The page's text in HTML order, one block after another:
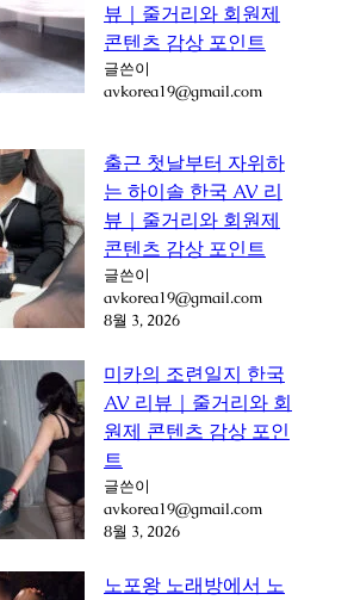
뷰｜줄거리와 회원제
콘텐츠 감상 포인트
글쓴이
avkorea19@gmail.com
출근 첫날부터 자위하
는 하이솔 한국 AV 리
뷰｜줄거리와 회원제
콘텐츠 감상 포인트
글쓴이
avkorea19@gmail.com
8월 3, 2026
미카의 조련일지 한국
AV 리뷰｜줄거리와 회
원제 콘텐츠 감상 포인
트
글쓴이
avkorea19@gmail.com
8월 3, 2026
노포왕 노래방에서 노